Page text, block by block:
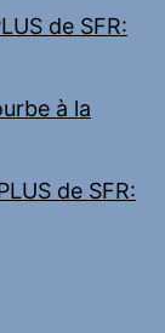
de SFR:
à la
de SFR: